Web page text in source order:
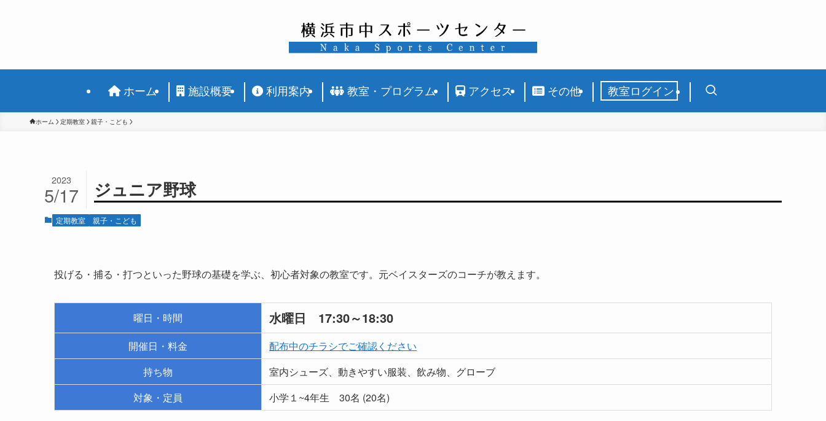
ホーム 施設概要 利用案内 教室・プログラム アクセス その他 教室ログイン
ホーム 定期教室 親子・こども
ジュニア野球
2023
5/17
定期教室 親子・こども
投げる・捕る・打つといった野球の基礎を学ぶ、初心者対象の教室です。元ベイスターズのコーチが教えます。
曜日・時間 水曜日 17:30～18:30
開催日・料金
配布中のチラシでご確認ください
持ち物
室内シューズ、動きやすい服装、飲み物、グローブ
対象・定員
小学１~4年生 30名 (20名)